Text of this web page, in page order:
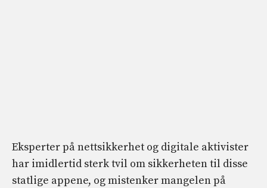
Eksperter på nettsikkerhet og digitale aktivister
har imidlertid sterk tvil om sikkerheten til disse
statlige appene, og mistenker mangelen på